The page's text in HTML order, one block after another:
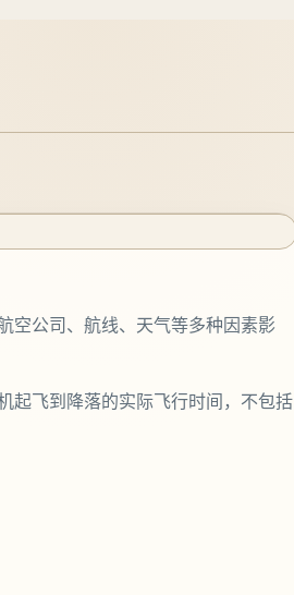
空公司、航线、天气等多种因素影
起飞到降落的实际飞行时间，不包括